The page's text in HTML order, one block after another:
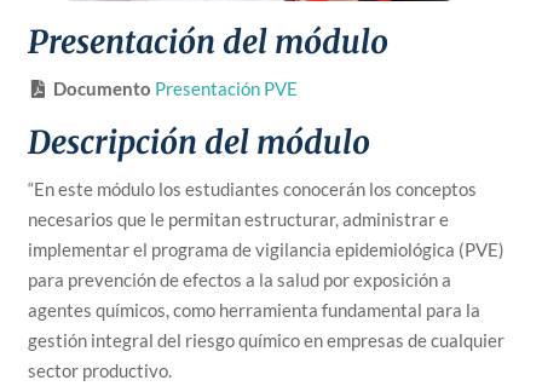
Presentación del módulo
Documento Presentación PVE
Descripción del módulo
“En este módulo los estudiantes conocerán los conceptos
necesarios que le permitan estructurar, administrar e
implementar el programa de vigilancia epidemiológica (PVE)
para prevención de efectos a la salud por exposición a
agentes químicos, como herramienta fundamental para la
gestión integral del riesgo químico en empresas de cualquier
sector productivo.